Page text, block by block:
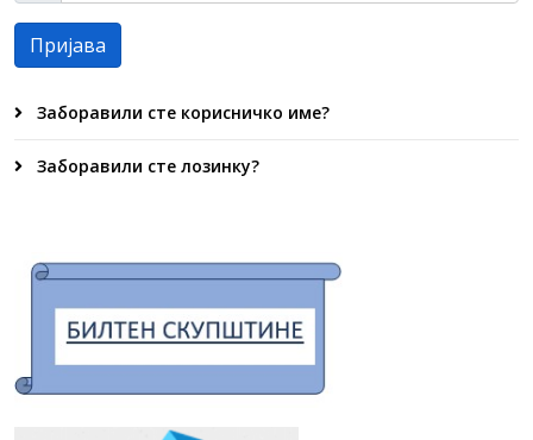
Пријава
Заборавили сте корисничко име?
Заборавили сте лозинку?